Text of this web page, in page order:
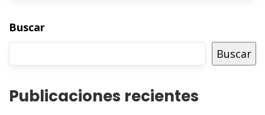
Buscar
Buscar
Publicaciones recientes